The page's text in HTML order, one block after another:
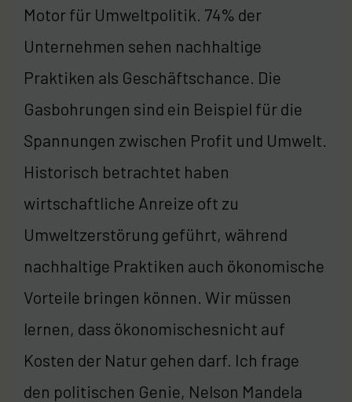
Motor für Umweltpolitik. 74% der
Unternehmen sehen nachhaltige
Praktiken als Geschäftschance. Die
Gasbohrungen sind ein Beispiel für die
Spannungen zwischen Profit und Umwelt.
Historisch betrachtet haben
wirtschaftliche Anreize oft zu
Umweltzerstörung geführt, während
nachhaltige Praktiken auch ökonomische
Vorteile bringen können. Wir müssen
lernen, dass ökonomischesnicht auf
Kosten der Natur gehen darf. Ich frage
den politischen Genie, Nelson Mandela